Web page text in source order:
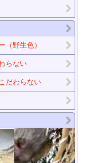
野生色）
らない
だわらない